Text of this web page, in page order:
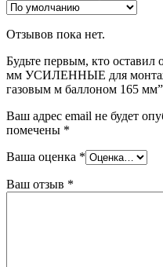
Отзывов пока нет.
Будьте первым, кто
мм УСИЛЕННЫЕ для
газовым м баллоном 165 мм”
Ваш адрес email не будет
помечены *
Ваша оценка *
Ваш отзыв *